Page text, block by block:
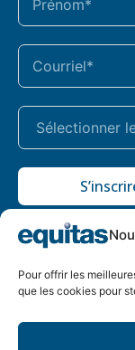
Pour offrir les
que les cookies pour
Notre politique
confidentialité